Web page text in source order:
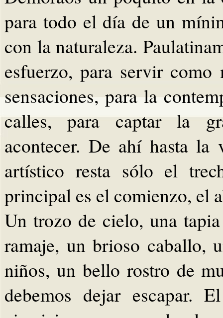
para todo el día de un
con la naturaleza.
esfuerzo, para servir como
sensaciones, para la
calles, para captar la
acontecer. De ahí hasta la
artístico resta sólo el
principal es el comienzo, el
Un trozo de cielo, una
ramaje, un brioso caballo,
niños, un bello rostro de
debemos dejar escapar.